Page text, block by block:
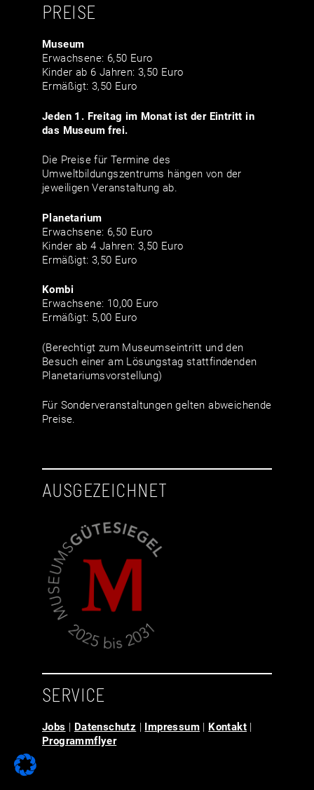
PREISE
Museum
Erwachsene: 6,50 Euro
Kinder ab 6 Jahren: 3,50 Euro
Ermäßigt: 3,50 Euro
Jeden 1. Freitag im Monat ist der Eintritt in
das Museum frei.
Die Preise für Termine des
Umweltbildungszentrums hängen von der
jeweiligen Veranstaltung ab.
Planetarium
Erwachsene: 6,50 Euro
Kinder ab 4 Jahren: 3,50 Euro
Ermäßigt: 3,50 Euro
Kombi
Erwachsene: 10,00 Euro
Ermäßigt: 5,00 Euro
(Berechtigt zum Museumseintritt und den
Besuch einer am Lösungstag stattfindenden
Planetariumsvorstellung)
Für Sonderveranstaltungen gelten abweichende
Preise.
AUSGEZEICHNET
SERVICE
Jobs | Datenschutz | Impressum | Kontakt |
Programmflyer